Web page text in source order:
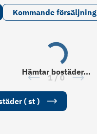
Kommande försäljning
Hämtar bostäder...
1/ 0
(st )